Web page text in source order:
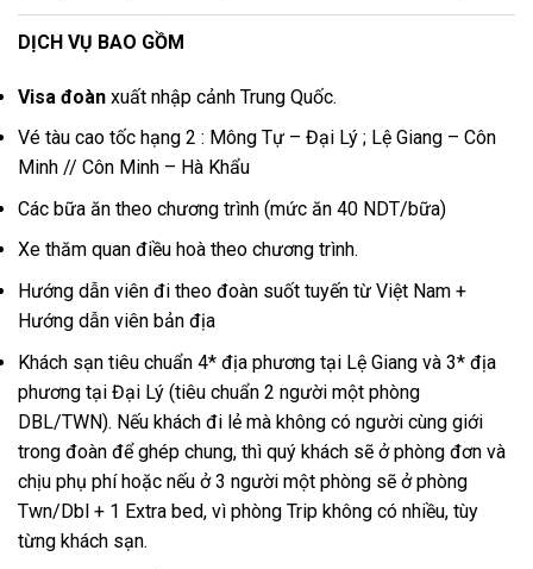
DỊCH VỤ BAO GỒM
Visa đoàn xuất nhập cảnh Trung Quốc.
Vé tàu cao tốc hạng 2 : Mông Tự – Đại Lý ; Lệ Giang – Côn
Minh // Côn Minh – Hà Khẩu
Các bữa ăn theo chương trình (mức ăn 40 NDT/bữa)
Xe thăm quan điều hoà theo chương trình.
Hướng dẫn viên đi theo đoàn suốt tuyến từ Việt Nam +
Hướng dẫn viên bản địa
Khách sạn tiêu chuẩn 4* địa phương tại Lệ Giang và 3* địa
phương tại Đại Lý (tiêu chuẩn 2 người một phòng
DBL/TWN). Nếu khách đi lẻ mà không có người cùng giới
trong đoàn để ghép chung, thì quý khách sẽ ở phòng đơn và
chịu phụ phí hoặc nếu ở 3 người một phòng sẽ ở phòng
Twn/Dbl + 1 Extra bed, vì phòng Trip không có nhiều, tùy
từng khách sạn.